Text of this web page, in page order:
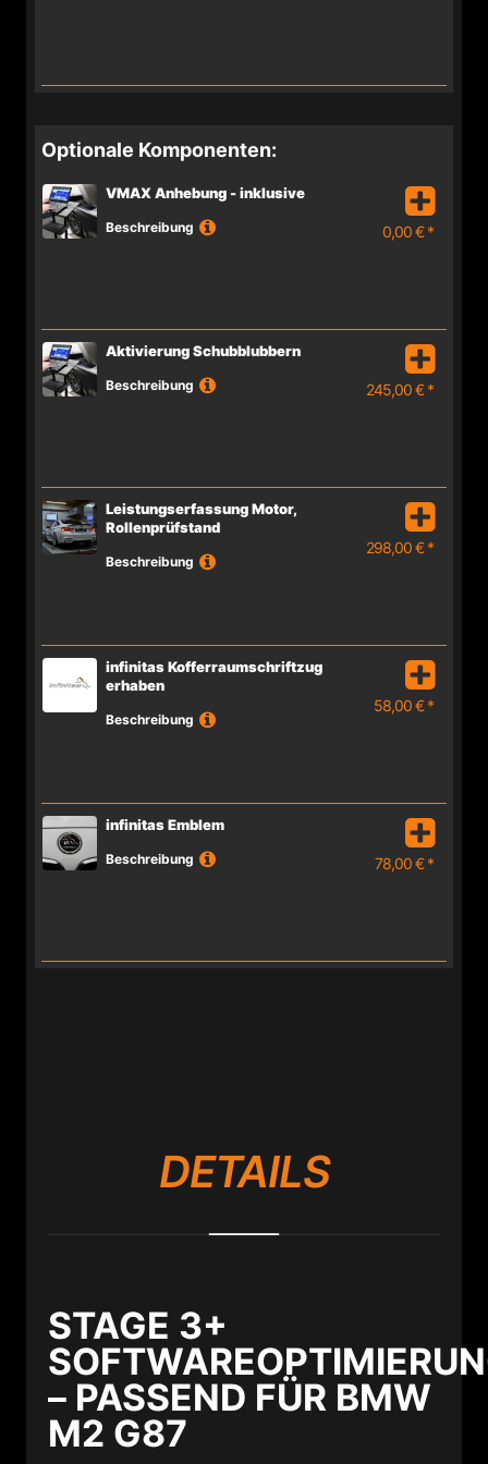
Optionale Komponenten:
VMAX Anhebung - inklusive
Beschreibung 0,00 € *
Aktivierung Schubblubbern
Beschreibung 245,00 € *
Leistungserfassung Motor,
Rollenprüfstand
Beschreibung
298,00 € *
infinitas Kofferraumschriftzug
erhaben
Beschreibung
58,00 € *
infinitas Emblem
Beschreibung 78,00 € *
DETAILS
STAGE 3+
– PASSEND FÜR BMW
M2 G87